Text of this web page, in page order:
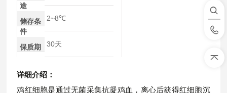
途
储存条
件
2~8℃
保质期 30天
详细介绍：
鸡红细胞是通过无菌采集抗凝鸡血，离心后获得红细胞沉